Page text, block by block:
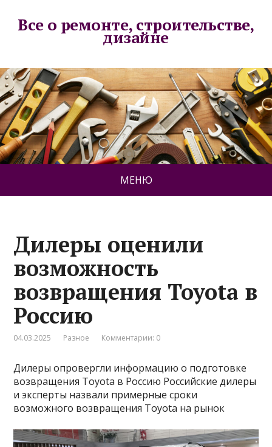
Все о ремонте, строительстве,
дизайне
МЕНЮ
Дилеры оценили
возможность
возвращения Toyota в
Россию
04.03.2025 Разное Комментарии: 0
Дилеры опровергли информацию о подготовке
возвращения Toyota в Россию Российские дилеры
и эксперты назвали примерные сроки
возможного возвращения Toyota на рынок